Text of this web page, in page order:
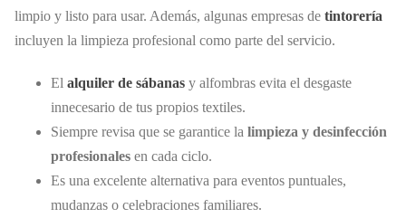
limpio y listo para usar. Además, algunas empresas de tintorería
incluyen la limpieza profesional como parte del servicio.
El alquiler de sábanas y alfombras evita el desgaste
innecesario de tus propios textiles.
Siempre revisa que se garantice la limpieza y desinfección
profesionales en cada ciclo.
Es una excelente alternativa para eventos puntuales,
mudanzas o celebraciones familiares.